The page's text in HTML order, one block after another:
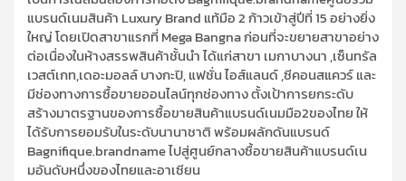
แบรนด์เนมสินค้า Luxury Brand แท้มือ2ก้าวเข้าสู่ปีที่ 15 อย่างยิ่ง
ใหญ่โดยเปิดสาขาแรกที่ MegaBangnaก่อนที่จะขยายสาขาอย่าง
ต่อเนื่องในห้างสรรพสินค้าชั้นนำได้แก่สาขา เมกาบางนา ,เซ็นทรัล
เวสต์เกท,เดอะมอลล์บางกะปิ,แฟชั่น ไอส์แลนด์,ซีคอนสแควร์ และ
มีช่องทางการซื้อขายออนไลน์ทุกช่องทางตั้งเป้าการยกระดับ
สร้างมาตรฐานของการซื้อขายสินค้าแบรนด์เนมมือ2ของไทย ให้
ได้รับการยอมรับในระดับนานาชาติ พร้อมผลักดันแบรนด์
Bagnifique.brandnameไปสู่ศูนย์กลางซื้อขายสินค้าแบรนด์เน
มอันดับหนึ่งของไทยและอาเซียน